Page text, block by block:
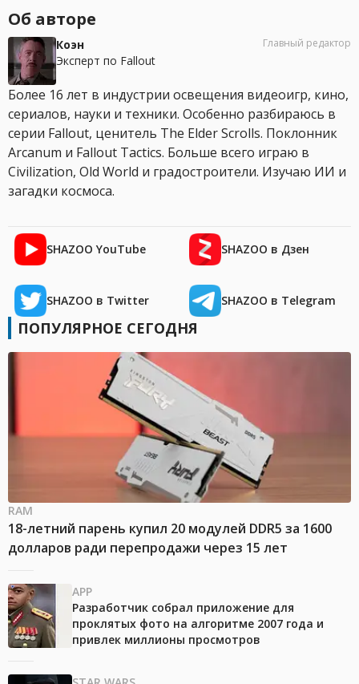
Об авторе
Коэн
Эксперт по Fallout
Главный редактор
Более 16 лет в индустрии освещения видеоигр, кино,
сериалов, науки и техники. Особенно разбираюсь в
серии Fallout, ценитель The Elder Scrolls. Поклонник
Arcanum и Fallout Tactics. Больше всего играю в
Civilization, Old World и градостроители. Изучаю ИИ и
загадки космоса.
SHAZOO YouTube SHAZOO в Дзен
SHAZOO в Twitter SHAZOO в Telegram
ПОПУЛЯРНОЕ СЕГОДНЯ
RAM
18-летний парень купил 20 модулей DDR5 за 1600
долларов ради перепродажи через 15 лет
APP
Разработчик собрал приложение для
проклятых фото на алгоритме 2007 года и
привлек миллионы просмотров